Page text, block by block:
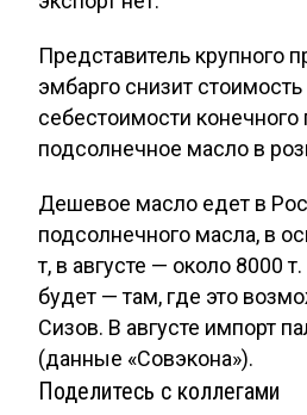
Представитель крупного
эмбарго снизит
себестоимости конечного
подсолнечное масло в
Дешевое масло едет в
подсолнечного масла, в
т, в августе — около 8000
будет — там, где это
Сизов. В августе импорт
(данные «Совэкона»).
Поделитесь с коллегами